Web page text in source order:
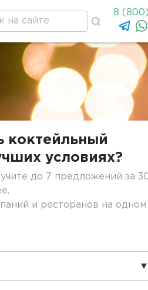
8
коктейльный
условиях?
до 7 предложений за
и ресторанов на одном